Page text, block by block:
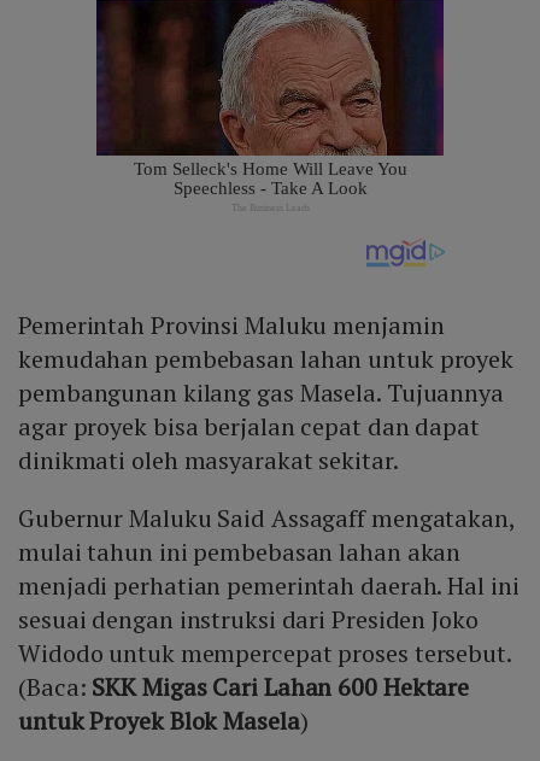
Pemerintah Provinsi Maluku menjamin
kemudahan pembebasan lahan untuk proyek
pembangunan kilang gas Masela. Tujuannya
agar proyek bisa berjalan cepat dan dapat
dinikmati oleh masyarakat sekitar.
Gubernur Maluku Said Assagaff mengatakan,
mulai tahun ini pembebasan lahan akan
menjadi perhatian pemerintah daerah. Hal ini
sesuai dengan instruksi dari Presiden Joko
Widodo untuk mempercepat proses tersebut.
(Baca: SKK Migas Cari Lahan 600 Hektare
untuk Proyek Blok Masela)